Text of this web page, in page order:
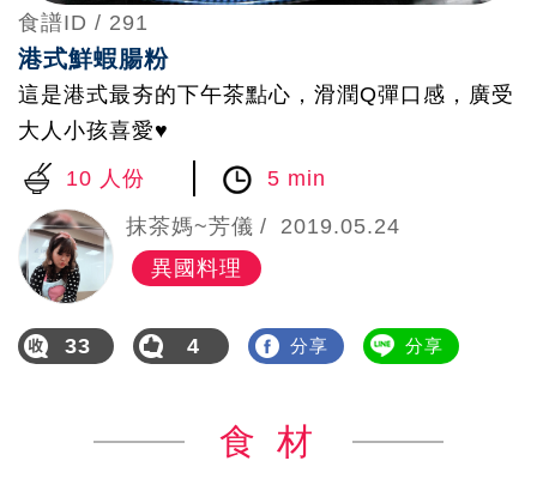
食譜ID / 291
港式鮮蝦腸粉
這是港式最夯的下午茶點心，滑潤Q彈口感，廣受
大人小孩喜愛♥
10 人份
5 min
抹茶媽~芳儀
2019.05.24
異國料理
33 4 分享 分享
食 材